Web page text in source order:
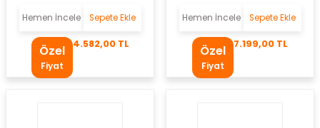
Hemen İncele Sepete Ekle
Özel
Fiyat
4.582,00 TL
Hemen İncele Sepete Ekle
Özel
Fiyat
7.199,00 TL